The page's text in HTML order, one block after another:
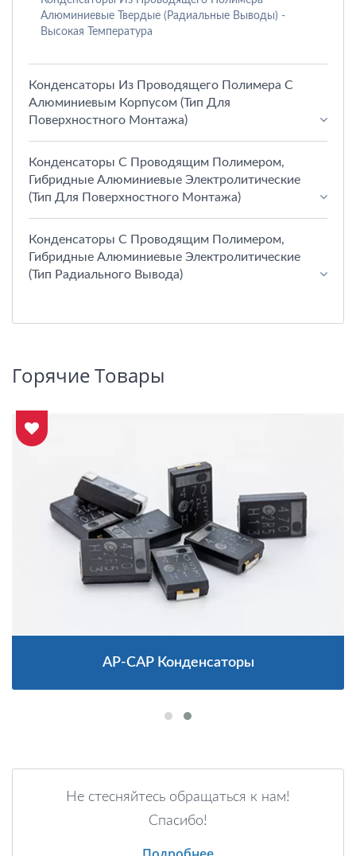
Алюминиевые Твердые (радиальные Выводы) -
Высокая Температура
Конденсаторы Из Проводящего Полимера С
Алюминиевым Корпусом (тип Для
Поверхностного Монтажа)
Конденсаторы С Проводящим Полимером,
Гибридные Алюминиевые Электролитические
(тип Для Поверхностного Монтажа)
Конденсаторы С Проводящим Полимером,
Гибридные Алюминиевые Электролитические
(тип Радиального Вывода)
Горячие Товары
AP-CAP Конденсаторы
Не стесняйтесь обращаться к нам!
Спасибо!